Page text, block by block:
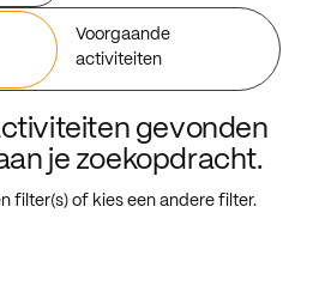
Voorgaande
activiteiten
gevonden
je zoekopdracht.
filter(s) of kies een andere filter.